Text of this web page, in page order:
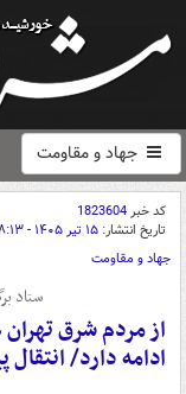
جهاد و مقاومت
کد خبر1823604
تاریخ انتشار: ۱۵ تیر ۱۴۰۵ - ۰۸:۱۳
جهاد و مقاومت
ستاد
ادامه دارد/